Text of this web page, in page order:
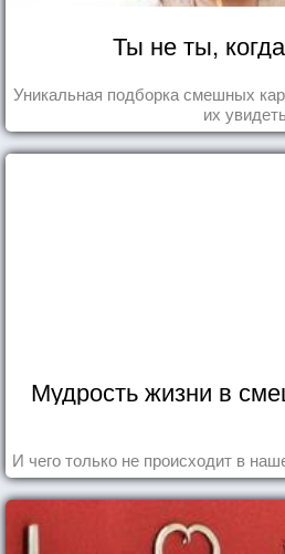
Ты не ты,
Уникальная подборка смешных
их
Мудрость жизни в
И чего только не происходит в